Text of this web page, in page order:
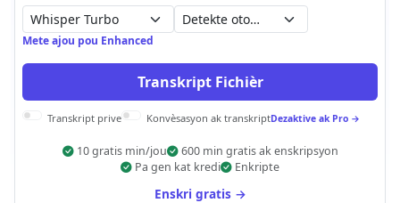
Detekte otomatikman
Mete ajou pou Enhanced
Transkript Fichièr
Transkript prive Konvèsasyon ak transkriptDezaktive ak Pro →
10 gratis min/jou
600 min gratis ak enskripsyon
Pa gen kat kredi
Enkripte
Enskri gratis →